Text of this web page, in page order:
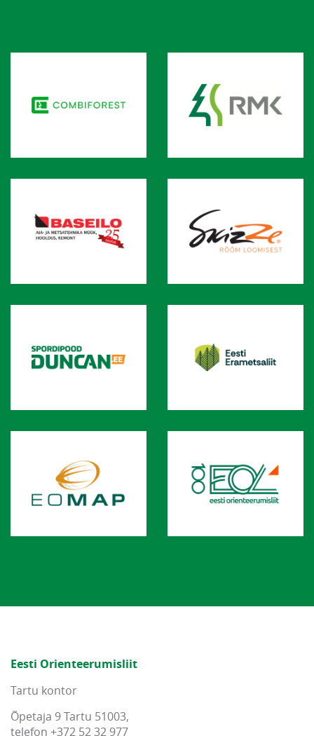
Eesti Orienteerumisliit
Tartu kontor
Õpetaja 9 Tartu 51003,
telefon +372 52 32 977